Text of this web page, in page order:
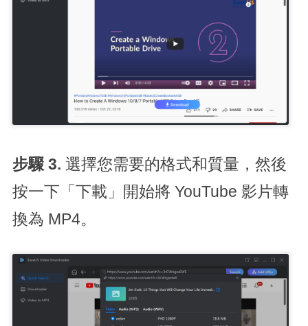
步驟 3. 選擇您需要的格式和質量，然後
按一下「下載」開始將 YouTube 影片轉
換為 MP4。